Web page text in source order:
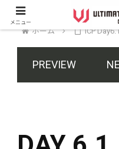
ホーム ICP
PREVIEW
メニュー